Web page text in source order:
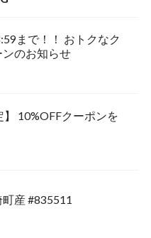
まで！！ おトクなク
のお知らせ
】 10%OFFクーポンを
産 #835511